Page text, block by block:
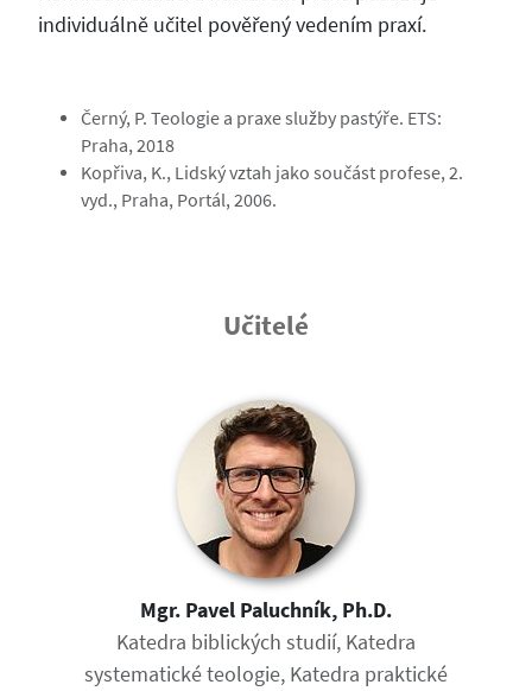
individuálně učitel pověřený vedením praxí.
Černý, P. Teologie a praxe služby pastýře. ETS:
Praha, 2018
Kopřiva, K., Lidský vztah jako součást profese, 2.
vyd., Praha, Portál, 2006.
Učitelé
Mgr. Pavel Paluchník, Ph.D.
Katedra biblických studií, Katedra
systematické teologie, Katedra praktické